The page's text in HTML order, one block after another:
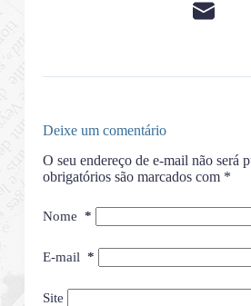
Deixe um comentário
O seu endereço de e-mail não será
obrigatórios são marcados com *
Nome *
E-mail *
Site